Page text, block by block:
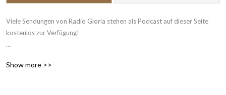
Viele Sendungen von Radio Gloria stehen als Podcast auf dieser Seite
kostenlos zur Verfügung!
sendet rund um die Uhr News aus Kirche und Gesellschaft, katholische
Show more >>